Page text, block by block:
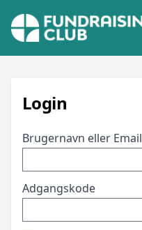
Login
Brugernavn eller Email
Adgangskode